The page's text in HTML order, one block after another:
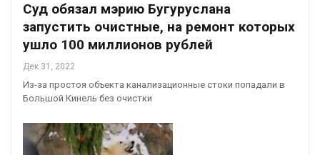
Суд обязал мэрию Бугуруслана
запустить очистные, на ремонт которых
ушло 100 миллионов рублей
Дек 31, 2022
Из-за простоя объекта канализационные стоки попадали в
Большой Кинель без очистки